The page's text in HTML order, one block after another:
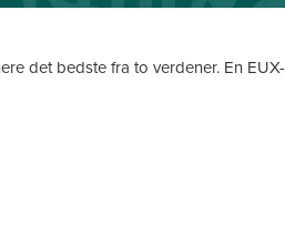
det bedste fra to verdener. En EUX-